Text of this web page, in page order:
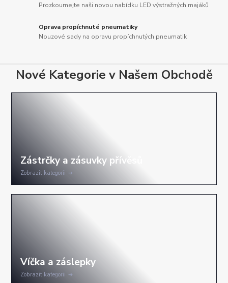
Prozkoumejte naši novou nabídku LED výstražných majáků
Oprava propíchnuté pneumatiky
Nouzové sady na opravu propíchnutých pneumatik
Nové Kategorie v Našem Obchodě
Zobrazit kategorii
Zobrazit kategorii